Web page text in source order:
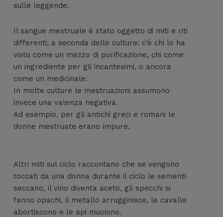
sulle leggende.
Il sangue mestruale è stato oggetto di miti e riti
differenti, a seconda delle culture: c’è chi lo ha
visto come un mezzo di purificazione, chi come
un ingrediente per gli incantesimi, o ancora
come un medicinale.
In molte culture le mestruazioni assumono
invece una valenza negativa.
Ad esempio, per gli antichi greci e romani le
donne mestruate erano impure.
Altri miti sul ciclo raccontano che se vengono
toccati da una donna durante il ciclo le sementi
seccano, il vino diventa aceto, gli specchi si
fanno opachi, il metallo arrugginisce, le cavalle
abortiscono e le api muoiono.